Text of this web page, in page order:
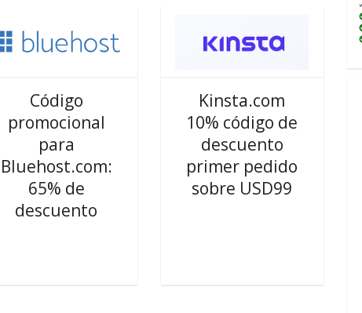
Código
promocional
para
Bluehost.com:
65% de
descuento
Kinsta.com
10% código de
descuento
primer pedido
sobre USD99